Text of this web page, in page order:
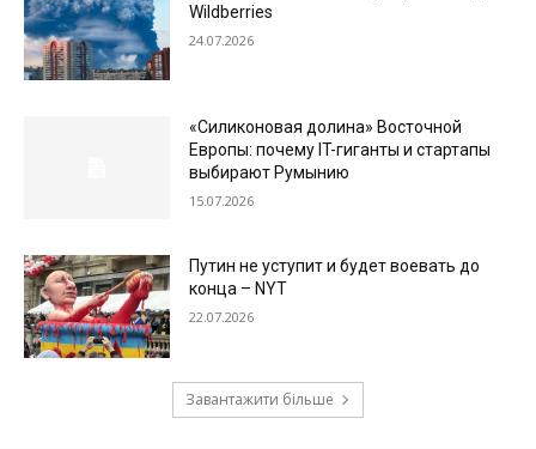
Wildberries
24.07.2026
«Силиконовая долина» Восточной
Европы: почему IT-гиганты и стартапы
выбирают Румынию
15.07.2026
Путин не уступит и будет воевать до
конца – NYT
22.07.2026
Завантажити більше